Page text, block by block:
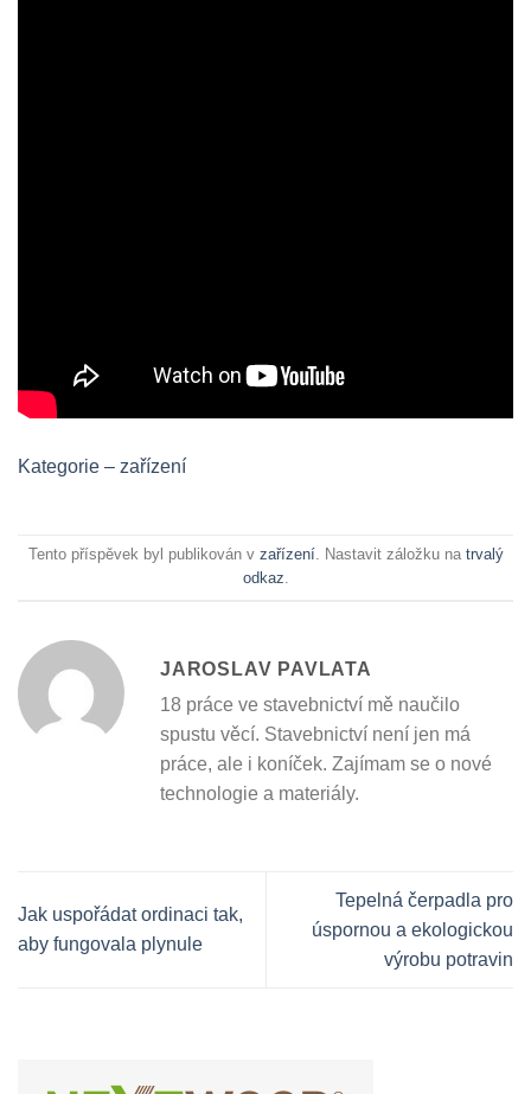
Kategorie – zařízení
Tento příspěvek byl publikován v zařízení. Nastavit záložku na trvalý
odkaz.
JAROSLAV PAVLATA
18 práce ve stavebnictví mě naučilo
spustu věcí. Stavebnictví není jen má
práce, ale i koníček. Zajímam se o nové
technologie a materiály.
Jak uspořádat ordinaci tak,
aby fungovala plynule
Tepelná čerpadla pro
úspornou a ekologickou
výrobu potravin